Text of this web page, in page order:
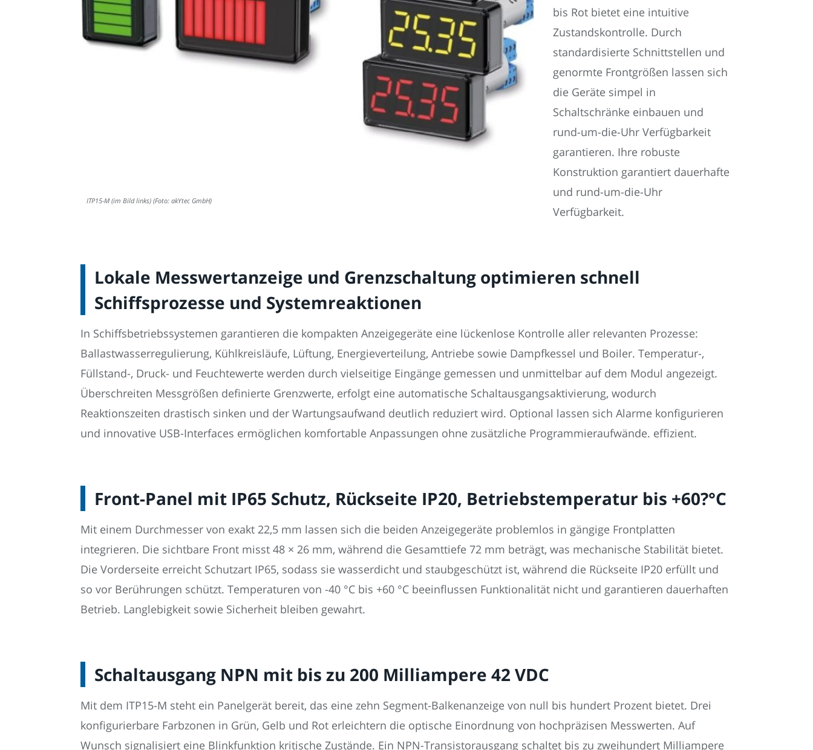
ITP15-M (im Bild links) (Foto: akYtec GmbH)
bis Rot bietet eine intuitive
Zustandskontrolle. Durch
standardisierte Schnittstellen und
genormte Frontgrößen lassen sich
die Geräte simpel in
Schaltschränke einbauen und
rund-um-die-Uhr Verfügbarkeit
garantieren. Ihre robuste
Konstruktion garantiert dauerhafte
und rund-um-die-Uhr
Verfügbarkeit.
Lokale Messwertanzeige und Grenzschaltung optimieren schnell
Schiffsprozesse und Systemreaktionen
In Schiffsbetriebssystemen garantieren die kompakten Anzeigegeräte eine lückenlose Kontrolle aller relevanten Prozesse:
Ballastwasserregulierung, Kühlkreisläufe, Lüftung, Energieverteilung, Antriebe sowie Dampfkessel und Boiler. Temperatur-,
Füllstand-, Druck- und Feuchtewerte werden durch vielseitige Eingänge gemessen und unmittelbar auf dem Modul angezeigt.
Überschreiten Messgrößen definierte Grenzwerte, erfolgt eine automatische Schaltausgangsaktivierung, wodurch
Reaktionszeiten drastisch sinken und der Wartungsaufwand deutlich reduziert wird. Optional lassen sich Alarme konfigurieren
und innovative USB-Interfaces ermöglichen komfortable Anpassungen ohne zusätzliche Programmieraufwände. effizient.
Front-Panel mit IP65 Schutz, Rückseite IP20, Betriebstemperatur bis +60?°C
Mit einem Durchmesser von exakt 22,5 mm lassen sich die beiden Anzeigegeräte problemlos in gängige Frontplatten
integrieren. Die sichtbare Front misst 48 × 26 mm, während die Gesamttiefe 72 mm beträgt, was mechanische Stabilität bietet.
Die Vorderseite erreicht Schutzart IP65, sodass sie wasserdicht und staubgeschützt ist, während die Rückseite IP20 erfüllt und
so vor Berührungen schützt. Temperaturen von -40 °C bis +60 °C beeinflussen Funktionalität nicht und garantieren dauerhaften
Betrieb. Langlebigkeit sowie Sicherheit bleiben gewahrt.
Schaltausgang NPN mit bis zu 200 Milliampere 42 VDC
Mit dem ITP15-M steht ein Panelgerät bereit, das eine zehn Segment-Balkenanzeige von null bis hundert Prozent bietet. Drei
konfigurierbare Farbzonen in Grün, Gelb und Rot erleichtern die optische Einordnung von hochpräzisen Messwerten. Auf
Wunsch signalisiert eine Blinkfunktion kritische Zustände. Ein NPN-Transistorausgang schaltet bis zu zweihundert Milliampere